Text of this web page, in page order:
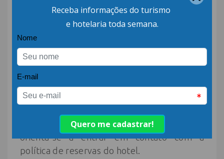
política adotada de cada hotel, que
inclusive, poderá até dispensá-las, caso seja
de seu interesse.
Onde posso conferir tais
informações da legislação e
demais?
R – Orienta-se a consultar o site do MTur, lei
28/2025. Para demais esclarecimentos,
orienta-se a entrar em contato com a
política de reservas do hotel.